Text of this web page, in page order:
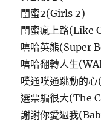
閨蜜2(Girls 2)
閨蜜瘋上路(Like
嘻哈英熊(Super
嘻哈翻轉人生
噗通噗通跳動的
選票騙很大(The
謝謝你愛過我